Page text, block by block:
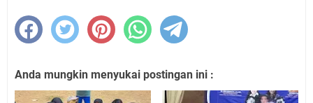
Anda mungkin menyukai postingan ini :